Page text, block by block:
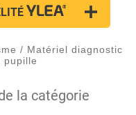
/ Matériel diagnostic
pupille
la catégorie